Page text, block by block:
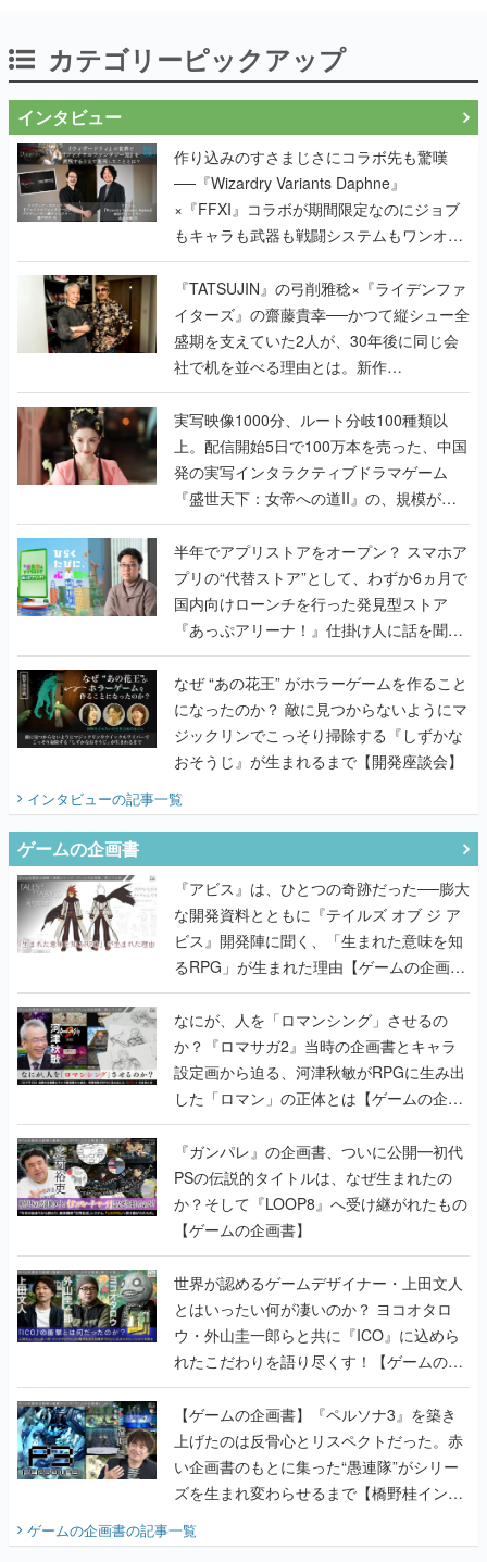
カテゴリーピックアップ
インタビュー
作り込みのすさまじさにコラボ先も驚嘆
──『Wizardry Variants Daphne』
×『FFXI』コラボが期間限定なのにジョブ
もキャラも武器も戦闘システムもワンオフ
で作り込まれた理由を両ディレクターに聞
く
『TATSUJIN』の弓削雅稔×『ライデンファ
イターズ』の齋藤貴幸──かつて縦シュー全
盛期を支えていた2人が、30年後に同じ会
社で机を並べる理由とは。新作
『TATSUJIN EXTREME』で初タッグを組
んだレジェンド2人に訊く開発秘話
実写映像1000分、ルート分岐100種類以
上。配信開始5日で100万本を売った、中国
発の実写インタラクティブドラマゲーム
『盛世天下：女帝への道II』の、規模が違
うこだわりをプロデューサーに聞いた
半年でアプリストアをオープン？ スマホア
プリの“代替ストア”として、わずか6ヵ月で
国内向けローンチを行った発見型ストア
『あっぷアリーナ！』仕掛け人に話を聞い
てみた
なぜ “あの花王” がホラーゲームを作ること
になったのか？ 敵に見つからないようにマ
ジックリンでこっそり掃除する『しずかな
おそうじ』が生まれるまで【開発座談会】
インタビューの記事一覧
ゲームの企画書
『アビス』は、ひとつの奇跡だった──膨大
な開発資料とともに『テイルズ オブ ジ ア
ビス』開発陣に聞く、「生まれた意味を知
るRPG」が生まれた理由【ゲームの企画
書】
なにが、人を「ロマンシング」させるの
か？『ロマサガ2』当時の企画書とキャラ
設定画から迫る、河津秋敏がRPGに生み出
した「ロマン」の正体とは【ゲームの企画
書】
『ガンパレ』の企画書、ついに公開━初代
PSの伝説的タイトルは、なぜ生まれたの
か？そして『LOOP8』へ受け継がれたもの
【ゲームの企画書】
世界が認めるゲームデザイナー・上田文人
とはいったい何が凄いのか？ ヨコオタロ
ウ・外山圭一郎らと共に『ICO』に込めら
れたこだわりを語り尽くす！【ゲームの企
画書】
【ゲームの企画書】『ペルソナ3』を築き
上げたのは反骨心とリスペクトだった。赤
い企画書のもとに集った“愚連隊”がシリー
ズを生まれ変わらせるまで【橋野桂インタ
ゲームの企画書の記事一覧